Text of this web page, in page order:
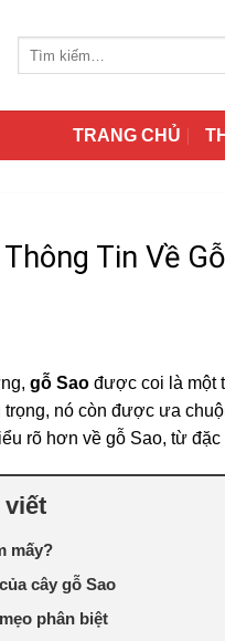
TRANG CHỦ
Thông Tin Về
gỗ Sao được coi là một
nó còn được ưa
rõ hơn về gỗ Sao, từ
viết
mấy?
cây gỗ Sao
phân biệt